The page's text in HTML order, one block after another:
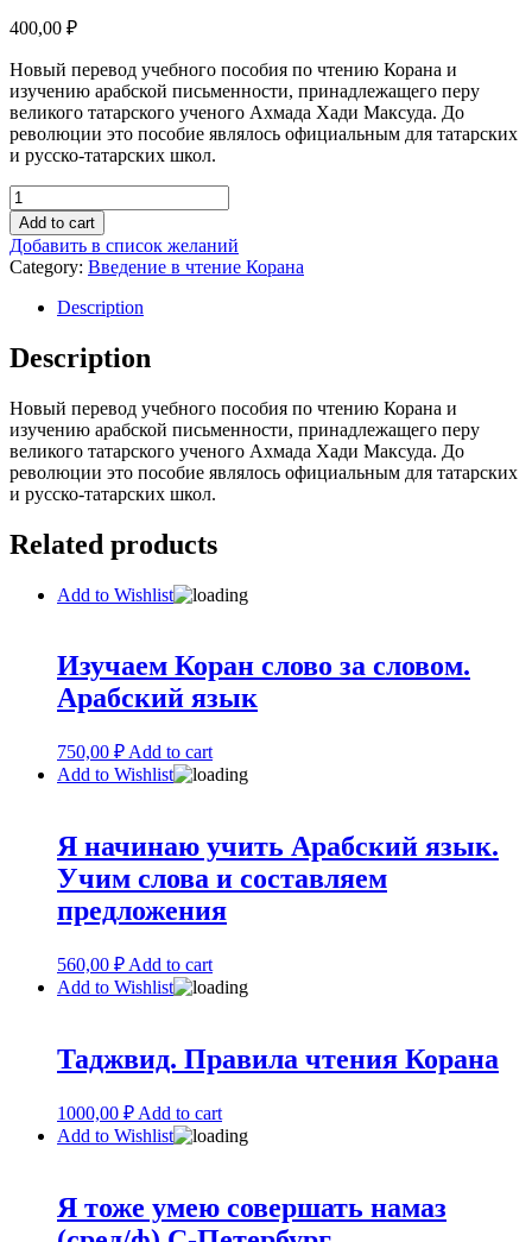
400,00 ₽
Новый перевод учебного пособия по чтению Корана и
изучению арабской письменности, принадлежащего перу
великого татарского ученого Ахмада Хади Максуда. До
революции это пособие являлось официальным для татарских
и русско-татарских школ.
Второй
учитель.
Муалллими
сани.
Введение
чтение
Корана.
quantity
Add to cart
Добавить в список желаний
Category: Введение в чтение Корана
Description
Description
Новый перевод учебного пособия по чтению Корана и
изучению арабской письменности, принадлежащего перу
великого татарского ученого Ахмада Хади Максуда. До
революции это пособие являлось официальным для татарских
и русско-татарских школ.
Related products
Add to Wishlist
Изучаем Коран слово за словом.
Арабский язык
750,00 ₽ Add to cart
Add to Wishlist
Я начинаю учить Арабский язык.
Учим слова и составляем
предложения
560,00 ₽ Add to cart
Add to Wishlist
Таджвид. Правила чтения Корана
1000,00 ₽ Add to cart
Add to Wishlist
Я тоже умею совершать намаз